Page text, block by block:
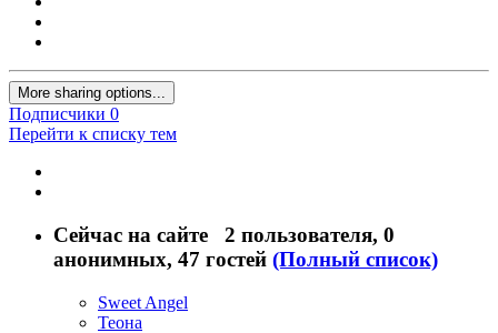
More sharing options...
Подписчики 0
Перейти к списку тем
Сейчас на сайте 2 пользователя, 0
анонимных, 47 гостей (Полный список)
Sweet Angel
Теона